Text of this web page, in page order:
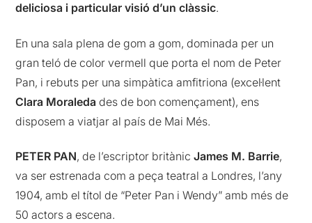
deliciosa i particular visió d’un clàssic.
En una sala plena de gom a gom, dominada per un
gran teló de color vermell que porta el nom de Peter
Pan, i rebuts per una simpàtica amfitriona (excel·lent
Clara Moraleda des de bon començament), ens
disposem a viatjar al país de Mai Més.
PETER PAN, de l’escriptor britànicJames M. Barrie,
va ser estrenada com a peça teatral a Londres, l’any
1904, amb el títol de “Peter Pan i Wendy” amb més de
50 actors a escena.